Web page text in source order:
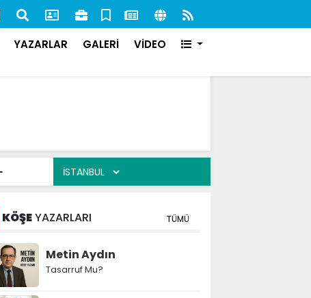
84 Şahıs Yakalandı: 51'i Cezaevine Gönderildi
YAZARLAR GALERİ VİDEO
KÖŞEYAZARLARI TÜMÜ
Metin Aydın
Tasarruf Mu?